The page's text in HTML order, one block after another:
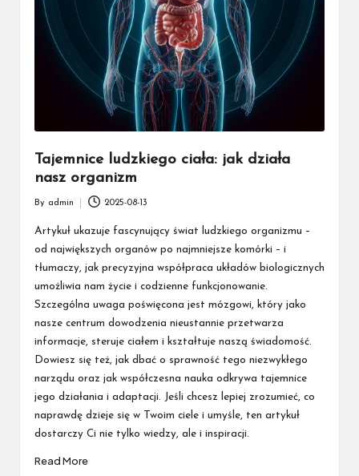
Tajemnice ludzkiego ciała: jak działa
nasz organizm
by
By admin 2025-08-13
Artykuł ukazuje fascynujący świat ludzkiego organizmu –
od największych organów po najmniejsze komórki – i
tłumaczy, jak precyzyjna współpraca układów biologicznych
umożliwia nam życie i codzienne funkcjonowanie.
Szczególna uwaga poświęcona jest mózgowi, który jako
nasze centrum dowodzenia nieustannie przetwarza
informacje, steruje ciałem i kształtuje naszą świadomość.
Dowiesz się też, jak dbać o sprawność tego niezwykłego
narządu oraz jak współczesna nauka odkrywa tajemnice
jego działania i adaptacji. Jeśli chcesz lepiej zrozumieć, co
naprawdę dzieje się w Twoim ciele i umyśle, ten artykuł
dostarczy Ci nie tylko wiedzy, ale i inspiracji.
Read More